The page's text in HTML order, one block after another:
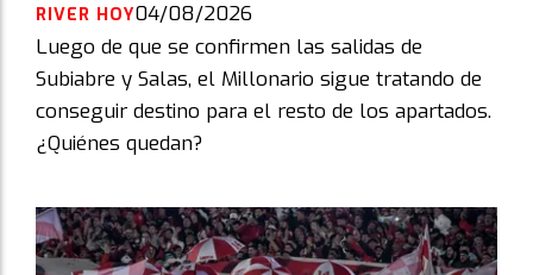
RIVER HOY04/08/2026
Luego de que se confirmen las salidas de
Subiabre y Salas, el Millonario sigue tratando de
conseguir destino para el resto de los apartados.
¿Quiénes quedan?